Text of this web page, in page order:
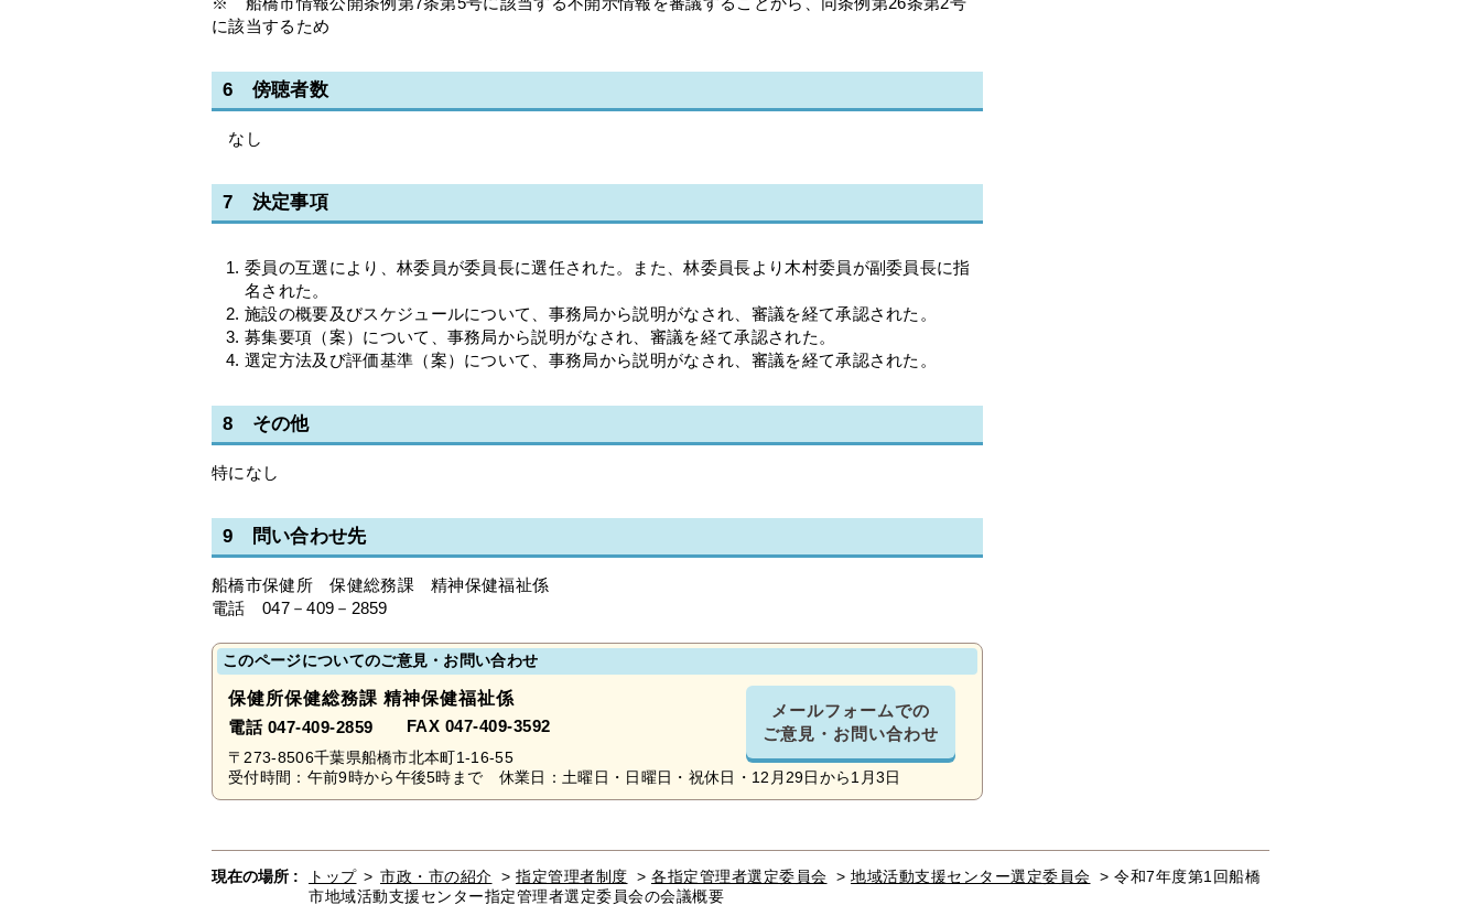
に該当するため
6 傍聴者数
なし
7 決定事項
委員の互選により、林委員が委員長に選任された。また、林委員長より木村委員が副委員長に指
名された。
施設の概要及びスケジュールについて、事務局から説明がなされ、審議を経て承認された。
募集要項（案）について、事務局から説明がなされ、審議を経て承認された。
選定方法及び評価基準（案）について、事務局から説明がなされ、審議を経て承認された。
8 その他
特になし
9 問い合わせ先
船橋市保健所 保健総務課 精神保健福祉係
電話 047－409－2859
このページについてのご意見・お問い合わせ
保健所保健総務課 精神保健福祉係
電話 047-409-2859 FAX 047-409-3592
メールフォームでの
ご意見・お問い合わせ
〒273-8506千葉県船橋市北本町1-16-55
受付時間：午前9時から午後5時まで 休業日：土曜日・日曜日・祝休日・12月29日から1月3日
現在の場所 : トップ > 市政・市の紹介 > 指定管理者制度 > 各指定管理者選定委員会 > 地域活動支援センター選定委員会 > 令和7年度第1回船橋
市地域活動支援センター指定管理者選定委員会の会議概要